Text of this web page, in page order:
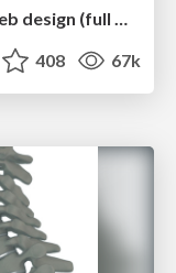
408 67k